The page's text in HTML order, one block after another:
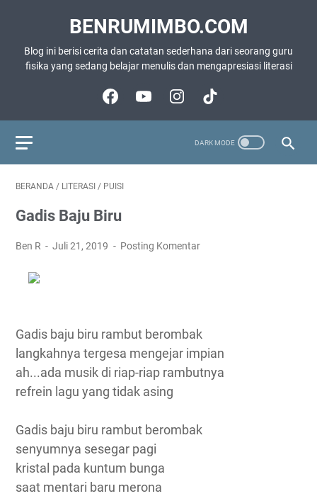
BENRUMIMBO.COM
Blog ini berisi cerita dan catatan sederhana dari seorang guru
fisika yang sedang belajar menulis dan mengapresiasi literasi
BERANDA / LITERASI / PUISI
Gadis Baju Biru
Ben R Juli 21, 2019 Posting Komentar
Gadis baju biru rambut berombak
langkahnya tergesa mengejar impian
ah...ada musik di riap-riap rambutnya
refrein lagu yang tidak asing
Gadis baju biru rambut berombak
senyumnya sesegar pagi
kristal pada kuntum bunga
saat mentari baru merona